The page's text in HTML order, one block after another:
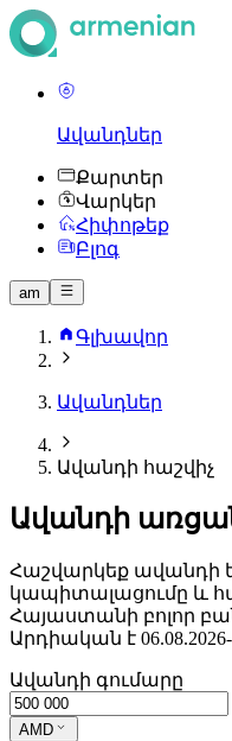
Ավանդներ
Քարտեր
Վարկեր
Հիփոթեք
Բլոգ
am
Գլխավոր
Ավանդներ
Ավանդի հաշվիչ
Ավանդի
Հաշվարկեք ավանդի
կապիտալացումը և
Հայաստանի բոլոր
Արդիական է
Ավանդի գումարը
AMD